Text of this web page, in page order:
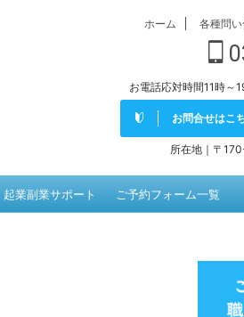
ホーム 各種問
お電話応対時間11時～
お問合せはこ
所在地｜〒
起業副業サポート ご予約フォーム一覧